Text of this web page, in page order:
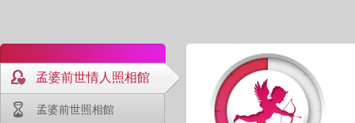
孟婆前世情人照相館
孟婆前世照相館